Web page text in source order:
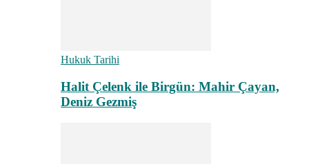
Hukuk Tarihi
Halit Çelenk ile Birgün: Mahir Çayan,
Deniz Gezmiş